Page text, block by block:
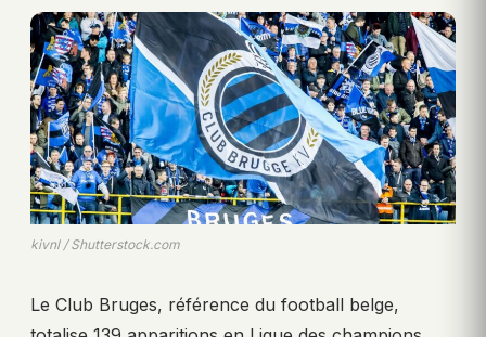
kivnl / Shutterstock.com
Le Club Bruges, référence du football belge,